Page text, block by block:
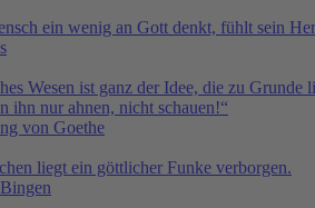
ein wenig an Gott denkt, fühlt sein
Wesen ist ganz der Idee, die zu
ihn nur ahnen, nicht schauen!“
von Goethe
liegt ein göttlicher Funke verborgen.